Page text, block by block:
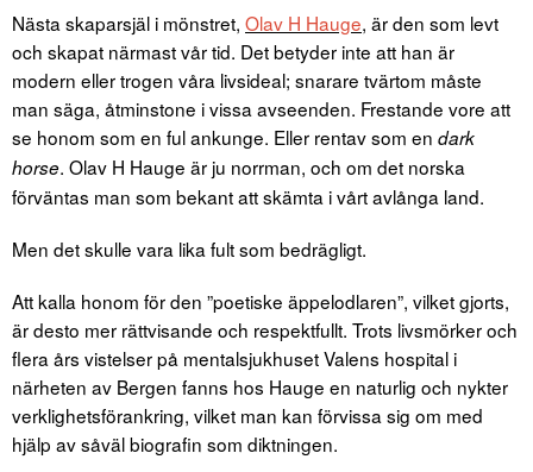
Nästa skaparsjäl i mönstret, Olav H Hauge, är den som levt
och skapat närmast vår tid. Det betyder inte att han är
modern eller trogen våra livsideal; snarare tvärtom måste
man säga, åtminstone i vissa avseenden. Frestande vore att
se honom som en ful ankunge. Eller rentav som en dark
horse. Olav H Hauge är ju norrman, och om det norska
förväntas man som bekant att skämta i vårt avlånga land.
Men det skulle vara lika fult som bedrägligt.
Att kalla honom för den ”poetiske äppelodlaren”, vilket gjorts,
är desto mer rättvisande och respektfullt. Trots livsmörker och
flera års vistelser på mentalsjukhuset Valens hospital i
närheten av Bergen fanns hos Hauge en naturlig och nykter
verklighetsförankring, vilket man kan förvissa sig om med
hjälp av såväl biografin som diktningen.